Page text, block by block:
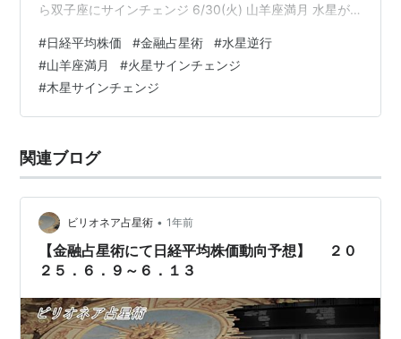
ら双子座にサインチェンジ 6/30(火) 山羊座満月 水星が
は注意した方がいいと思います。 この山羊座満月は理想
を具現化するには一苦労しそうだし、水星が逆行するこ
とで コミュニケーションの行き違いが発生しそうだ
し・・・ 尚、天体の相場への影響は前後３営業日と言わ
す
#日経平均株価 #金融占星術 #水星逆行
#山羊座満月 #火星サインチェンジ
#木星サインチェンジ
関連ブログ
ビリオネア占星術 • 1年前
【金融占星術にて日経平均株価動向予想】 ２０
２５．６．９～６．１３